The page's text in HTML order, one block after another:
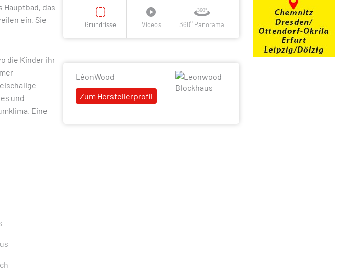
das
ein. Sie
die Kinder ihr
und
Eine
Grundrisse Videos 360° Panorama
LéonWood
Zum Herstellerprofil